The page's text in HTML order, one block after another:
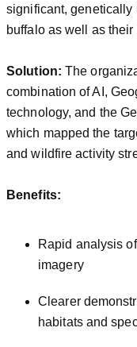
significant, genetically
buffalo as well as their
Solution: The
combination of AI,
technology, and the
which mapped the
and wildfire activity
Benefits:
Rapid analysis
imagery
Clearer
habitats and